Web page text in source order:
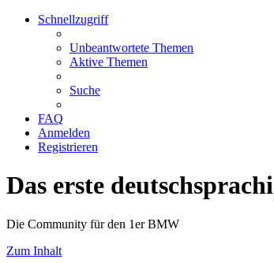
Schnellzugriff
Unbeantwortete Themen
Aktive Themen
Suche
FAQ
Anmelden
Registrieren
Das erste
Die Community für den 1er BMW
Zum Inhalt